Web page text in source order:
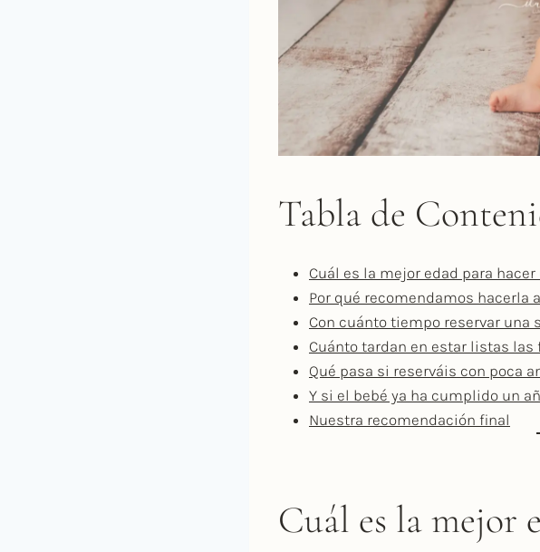
Tabla de
Cuál es la mejor edad para
Por qué recomendamos hacerla
Con cuánto tiempo reservar una
Cuánto tardan en estar listas las
Qué pasa si reserváis con poca
Y si el bebé ya ha cumplido un
Nuestra recomendación final
Cuál es la mejor